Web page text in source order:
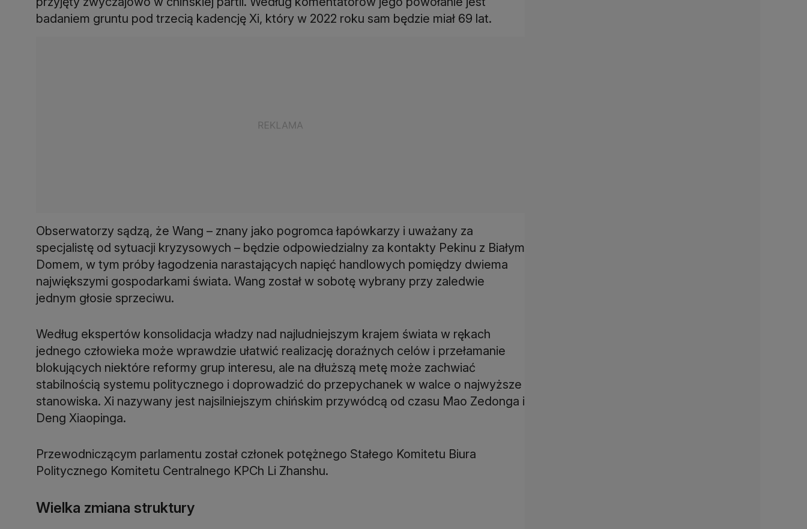
badaniem gruntu pod trzecią kadencję Xi, który w 2022 roku sam będzie miał 69 lat.
Obserwatorzy sądzą, że Wang – znany jako pogromca łapówkarzy i uważany za
specjalistę od sytuacji kryzysowych – będzie odpowiedzialny za kontakty Pekinu z Białym
Domem, w tym próby łagodzenia narastających napięć handlowych pomiędzy dwiema
największymi gospodarkami świata. Wang został w sobotę wybrany przy zaledwie
jednym głosie sprzeciwu.
Według ekspertów konsolidacja władzy nad najludniejszym krajem świata w rękach
jednego człowieka może wprawdzie ułatwić realizację doraźnych celów i przełamanie
blokujących niektóre reformy grup interesu, ale na dłuższą metę może zachwiać
stabilnością systemu politycznego i doprowadzić do przepychanek w walce o najwyższe
stanowiska. Xi nazywany jest najsilniejszym chińskim przywódcą od czasu Mao Zedonga i
Deng Xiaopinga.
Przewodniczącym parlamentu został członek potężnego Stałego Komitetu Biura
Politycznego Komitetu Centralnego KPCh Li Zhanshu.
Wielka zmiana struktury